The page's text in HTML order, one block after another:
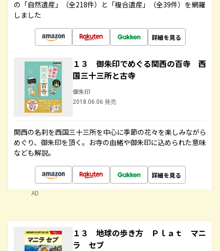
の「自然遺産」（全218件）と「複合遺産」（全39件）を網羅
しました
詳細を見る
１３ 御朱印でめぐる関西の百寺 西
国三十三所と古寺
御朱印
2018.06.06 発売
関西の名刹を西国三十三所を中心に季節の花々を楽しみながら
めぐり、御朱印を頂く。お寺の由緒や御朱印に込められた意味
なども解説。
詳細を見る
AD
１３ 地球の歩き方 Ｐｌａｔ マニ
ラ セブ